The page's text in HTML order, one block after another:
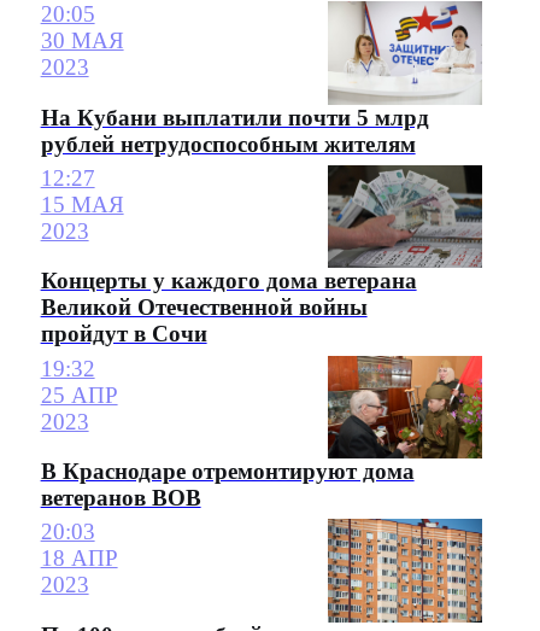
20:05
30 МАЯ
2023
На Кубани выплатили почти 5 млрд
рублей нетрудоспособным жителям
12:27
15 МАЯ
2023
Концерты у каждого дома ветерана
Великой Отечественной войны
пройдут в Сочи
19:32
25 АПР
2023
В Краснодаре отремонтируют дома
ветеранов ВОВ
20:03
18 АПР
2023